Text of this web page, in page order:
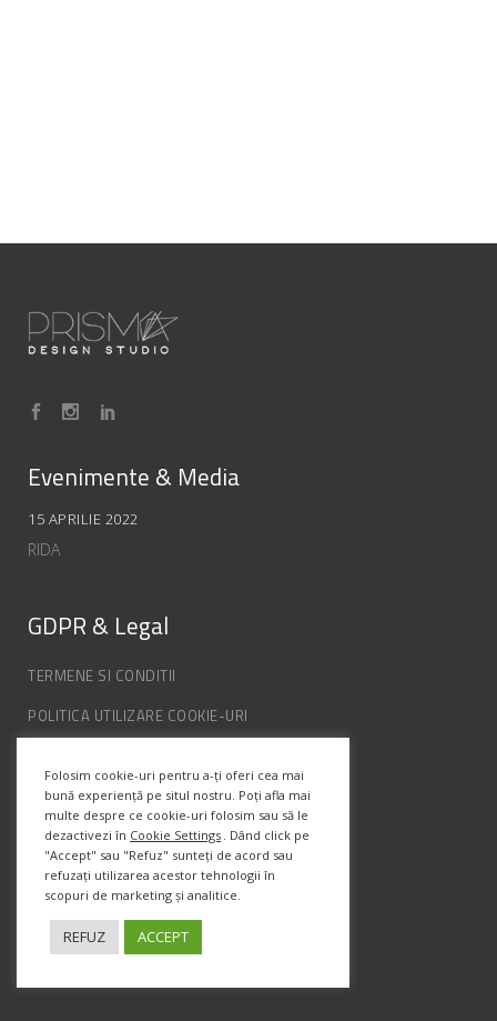
Evenimente & Media
15 APRILIE 2022
RIDA
GDPR & Legal
TERMENE SI CONDITII
POLITICA UTILIZARE COOKIE-URI
ANPC
Info Contact
Str. Semenic, Nr.1, Ap.5, Timisoara.
Telefon:(+4) 0747 066 701
Folosim cookie-uri pentru a-ți oferi cea mai
bună experiență pe situl nostru. Poți afla mai
multe despre ce cookie-uri folosim sau să le
dezactivezi în Cookie Settings . Dând click pe
"Accept" sau "Refuz" sunteți de acord sau
refuzați utilizarea acestor tehnologii în
scopuri de marketing și analitice.
REFUZ ACCEPT